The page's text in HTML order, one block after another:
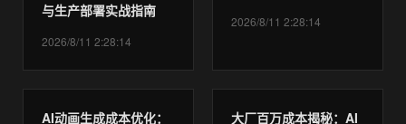
与生产部署实战指南
2026/8/11 2:28:14
2026/8/11 2:28:14
AI动画生成成本优化：
大厂百万成本揭秘：AI